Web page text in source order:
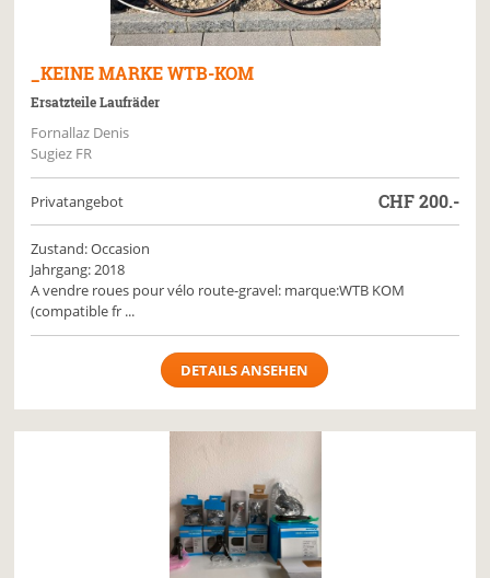
_KEINE MARKE WTB-KOM
Ersatzteile Laufräder
Fornallaz Denis
Sugiez FR
Privatangebot CHF200.-
Zustand: Occasion
Jahrgang: 2018
A vendre roues pour vélo route-gravel: marque:WTB KOM
(compatible fr ...
DETAILS ANSEHEN